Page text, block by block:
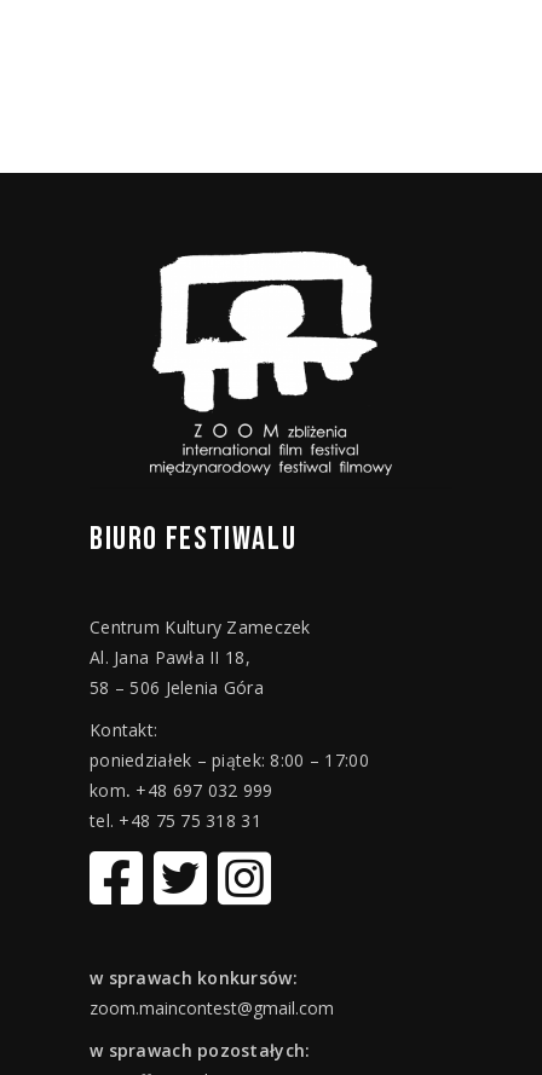
BIURO FESTIWALU
Centrum Kultury Zameczek
Al. Jana Pawła II 18,
58 – 506 Jelenia Góra
Kontakt:
poniedziałek – piątek: 8:00 – 17:00
kom. +48 697 032 999
tel. +48 75 75 318 31
w sprawach konkursów:
zoom.maincontest@gmail.com
w sprawach pozostałych: